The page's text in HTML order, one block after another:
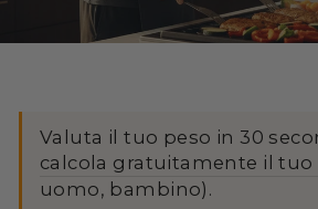
Valuta il tuo peso in 30
calcola gratuitamente il tuo
uomo, bambino).